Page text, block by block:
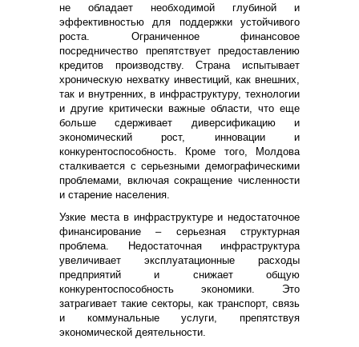
не обладает необходимой глубиной и
эффективностью для поддержки устойчивого
роста. Ограниченное финансовое
посредничество препятствует предоставлению
кредитов производству. Страна испытывает
хроническую нехватку инвестиций, как внешних,
так и внутренних, в инфраструктуру, технологии
и другие критически важные области, что еще
больше сдерживает диверсификацию и
экономический рост, инновации и
конкурентоспособность. Кроме того, Молдова
сталкивается с серьезными демографическими
проблемами, включая сокращение численности
и старение населения.
Узкие места в инфраструктуре и недостаточное
финансирование – серьезная структурная
проблема. Недостаточная инфраструктура
увеличивает эксплуатационные расходы
предприятий и снижает общую
конкурентоспособность экономики. Это
затрагивает такие секторы, как транспорт, связь
и коммунальные услуги, препятствуя
экономической деятельности.